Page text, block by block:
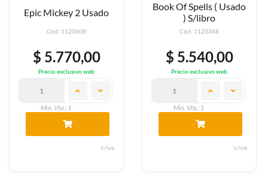
Epic Mickey 2 Usado
Cód: 1120608
$ 5.770,00
Precio exclusivo web
Min. Vta.: 1
c/iva
Book Of Spells ( Usado
) S/libro
Cód: 1120348
$ 5.540,00
Precio exclusivo web
Min. Vta.: 1
c/iva